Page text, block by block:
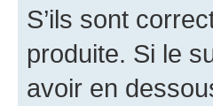
S’ils sont
produite. Si le
avoir en